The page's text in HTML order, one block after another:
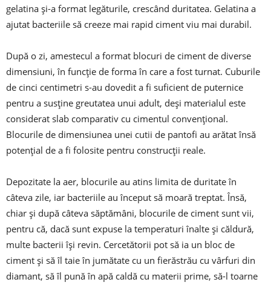
gelatina şi-a format legăturile, crescând duritatea. Gelatina a
ajutat bacteriile să creeze mai rapid ciment viu mai durabil.
După o zi, amestecul a format blocuri de ciment de diverse
dimensiuni, în funcţie de forma în care a fost turnat. Cuburile
de cinci centimetri s-au dovedit a fi suficient de puternice
pentru a susţine greutatea unui adult, deşi materialul este
considerat slab comparativ cu cimentul convenţional.
Blocurile de dimensiunea unei cutii de pantofi au arătat însă
potenţial de a fi folosite pentru construcţii reale.
Depozitate la aer, blocurile au atins limita de duritate în
câteva zile, iar bacteriile au început să moară treptat. Însă,
chiar şi după câteva săptămâni, blocurile de ciment sunt vii,
pentru că, dacă sunt expuse la temperaturi înalte şi căldură,
multe bacterii îşi revin. Cercetătorii pot să ia un bloc de
ciment şi să îl taie în jumătate cu un fierăstrău cu vârfuri din
diamant, să îl pună în apă caldă cu materii prime, să-l toarne